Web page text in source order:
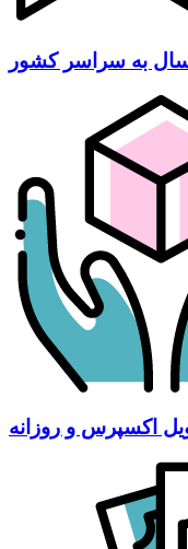
به سراسر کشور
اکسپرس و روزانه